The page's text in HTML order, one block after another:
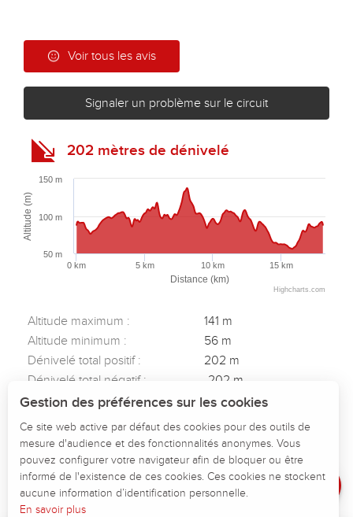
Dénivelé
Voir tous les avis
Signaler un problème sur le circuit
202 mètres de dénivelé
Distance (km)
Altitude (m)
0 km 5 km 10 km 15 km
50 m
100 m
150 m
Highcharts.com
Altitude maximum :
141 m
Altitude minimum :
56 m
Dénivelé total positif :
202 m
Dénivelé total négatif :
-202 m
Dénivelé positif maximum :
35 m
Dénivelé négatif maximum :
Gestion des préférences sur les cookies
Ce site web active par défaut des cookies pour des outils de
mesure d'audience et des fonctionnalités anonymes. Vous
pouvez configurer votre navigateur afin de bloquer ou être
informé de l'existence de ces cookies. Ces cookies ne stockent
aucune information d’identification personnelle.
En savoir plus